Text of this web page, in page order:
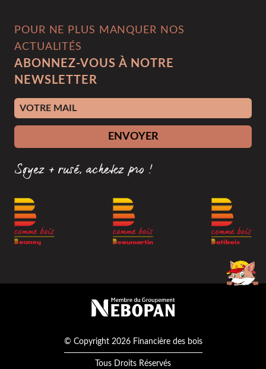
POUR NE PLUS MANQUER NOS
ACTUALITÉS
ABONNEZ-VOUS À NOTRE
NEWSLETTER
Adresse e-mail
ENVOYER
Soyez + rusé, achetez pro !
Membre du groupement Nébopan
© Copyright 2026 Financière des bois
Tous Droits Réservés